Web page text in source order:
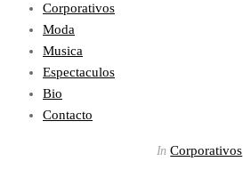
Corporativos
Moda
Musica
Espectaculos
Bio
Contacto
In Corporativos